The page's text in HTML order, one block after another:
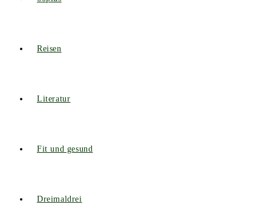
Reisen
Literatur
Fit und gesund
Dreimaldrei